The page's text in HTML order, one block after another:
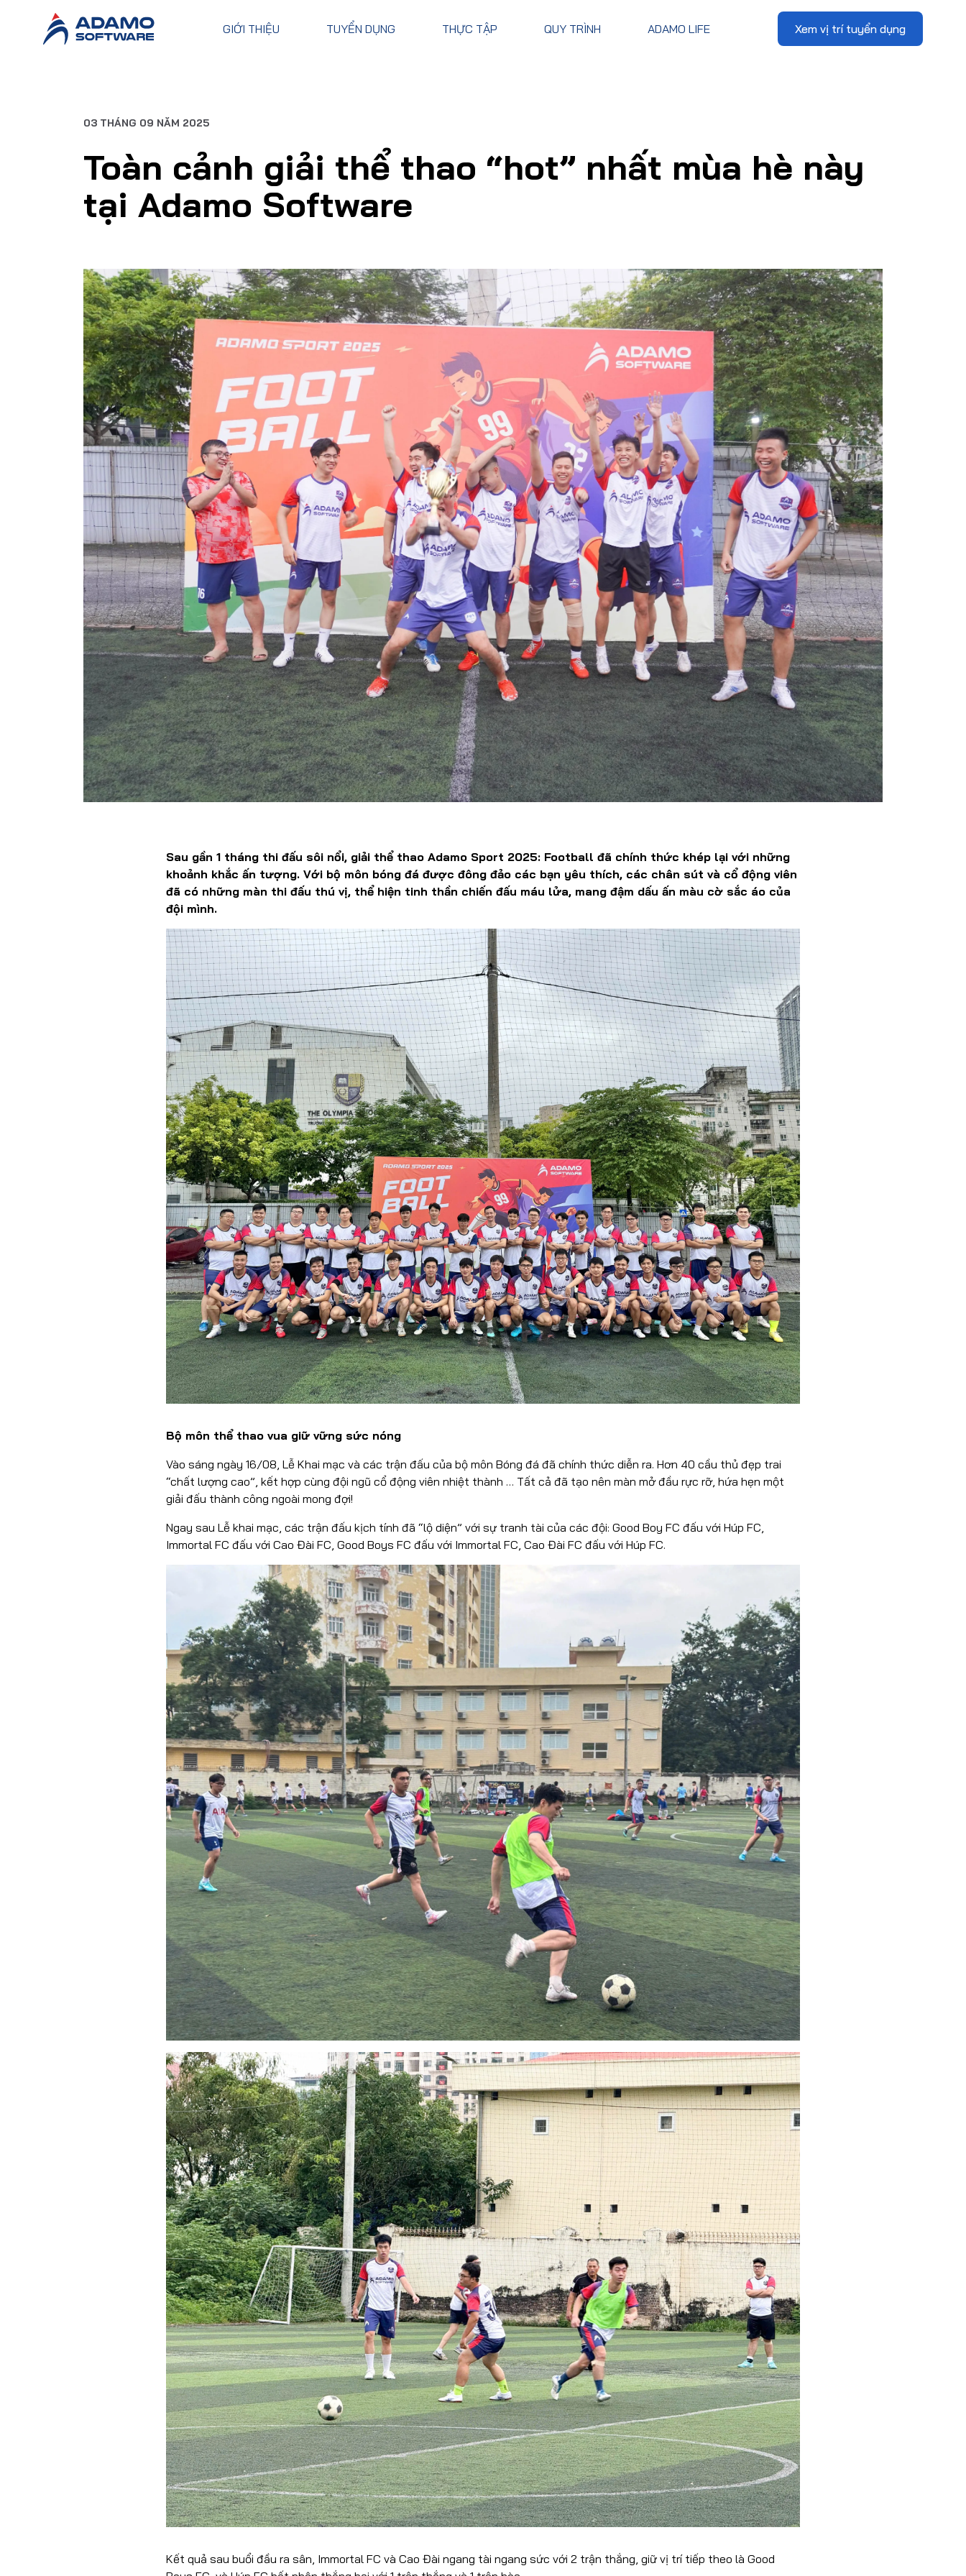
GIỚI THIỆU TUYỂN DỤNG THỰC TẬP QUY TRÌNH ADAMO LIFE Xem vị trí tuyển dụng
03 THÁNG 09 NĂM 2025
Toàn cảnh giải thể thao “hot” nhất mùa hè này
tại Adamo Software
Sau gần 1 tháng thi đấu sôi nổi, giải thể thao Adamo Sport 2025: Football đã chính thức khép lại với những
khoảnh khắc ấn tượng. Với bộ môn bóng đá được đông đảo các bạn yêu thích, các chân sút và cổ động viên
đã có những màn thi đấu thú vị, thể hiện tinh thần chiến đấu máu lửa, mang đậm dấu ấn màu cờ sắc áo của
đội mình.
Bộ môn thể thao vua giữ vững sức nóng
Vào sáng ngày 16/08, Lễ Khai mạc và các trận đấu của bộ môn Bóng đá đã chính thức diễn ra. Hơn 40 cầu thủ đẹp trai
“chất lượng cao”, kết hợp cùng đội ngũ cổ động viên nhiệt thành … Tất cả đã tạo nên màn mở đầu rực rỡ, hứa hẹn một
giải đấu thành công ngoài mong đợi!
Ngay sau Lễ khai mạc, các trận đấu kịch tính đã “lộ diện” với sự tranh tài của các đội: Good Boy FC đấu với Húp FC,
Immortal FC đấu với Cao Đài FC, Good Boys FC đấu với Immortal FC, Cao Đài FC đấu với Húp FC.
Kết quả sau buổi đầu ra sân, Immortal FC và Cao Đài ngang tài ngang sức với 2 trận thắng, giữ vị trí tiếp theo là Good